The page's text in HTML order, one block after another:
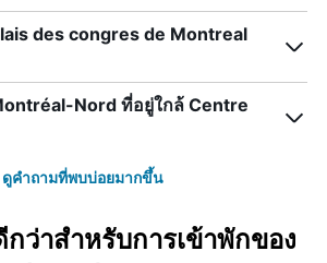
des congres de Montreal
Nord ที่อยู่ใกล้ Centre
ดูคำถามที่พบบ่อยมากขึ้น
ว่าสำหรับการเข้าพักของ